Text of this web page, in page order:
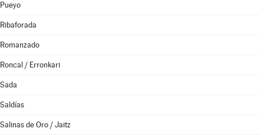
Pueyo
Ribaforada
Romanzado
Roncal / Erronkari
Sada
Saldías
Salinas de Oro / Jaitz